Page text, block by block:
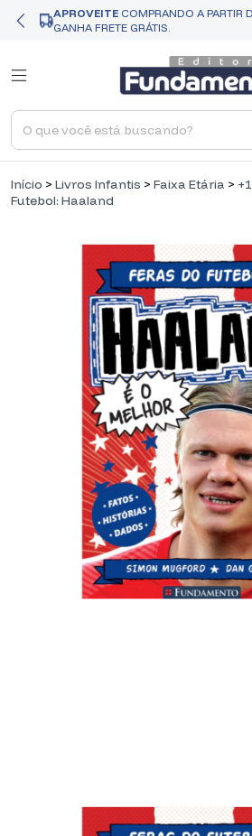
APROVEITE COMPRANDO A PARTIR
GANHA FRETE GRÁTIS.
Início > Livros Infantis > Faixa Etária >
Futebol: Haaland